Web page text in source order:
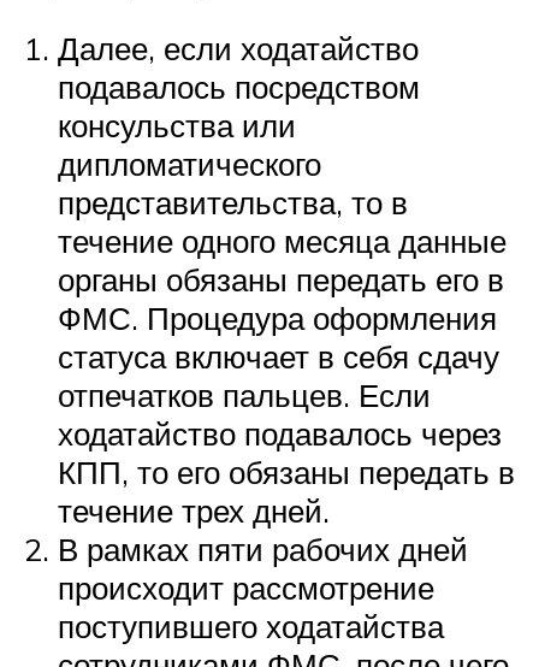
Далее, если ходатайство
подавалось посредством
консульства или
дипломатического
представительства, то в
течение одного месяца данные
органы обязаны передать его в
ФМС. Процедура оформления
статуса включает в себя сдачу
отпечатков пальцев. Если
ходатайство подавалось через
КПП, то его обязаны передать в
течение трех дней.
В рамках пяти рабочих дней
происходит рассмотрение
поступившего ходатайства